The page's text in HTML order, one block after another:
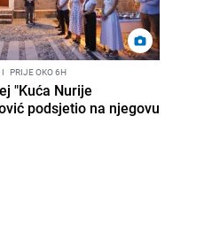
I PRIJE OKO 6H
"Kuća Nurije
podsjetio na njegovu